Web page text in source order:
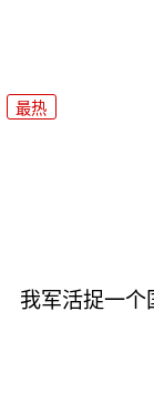
最热
我军活捉一个